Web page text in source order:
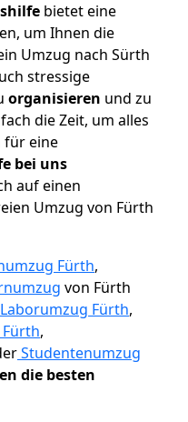
bietet eine
um Ihnen die
Umzug nach Sürth
stressige
organisieren und zu
die Zeit, um alles
für eine
bei uns
auf einen
Umzug von Fürth
Fürth,
von Fürth
Laborumzug Fürth,
,
Studentenumzug
die besten